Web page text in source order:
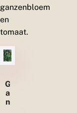
ganzenbloem
en
tomaat.
G
a
n